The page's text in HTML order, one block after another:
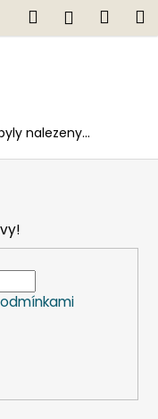
Hledat
nalezeny...